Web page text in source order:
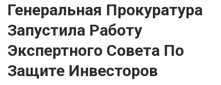
Генеральная Прокуратура
Запустила Работу
Экспертного Совета По
Защите Инвесторов